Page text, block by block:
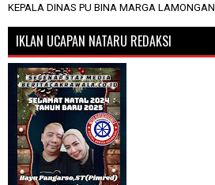
KEPALA DINAS PU BINA MARGA LAMONGAN
IKLAN UCAPAN NATARU REDAKSI